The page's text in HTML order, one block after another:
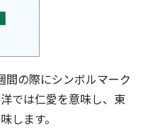
間の際にシンボルマーク
では仁愛を意味し、東
します。